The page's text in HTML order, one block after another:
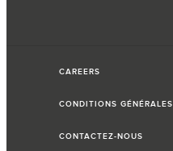
CAREERS
CONDITIONS GÉNÉRALES
CONTACTEZ-NOUS